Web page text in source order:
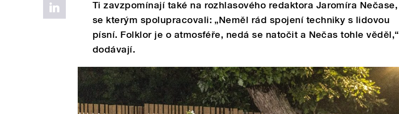
Ti zavzpomínají také na rozhlasového redaktora Jaromíra Nečase,
se kterým spolupracovali: „Neměl rád spojení techniky s lidovou
písní. Folklor je o atmosféře, nedá se natočit a Nečas tohle věděl,“
dodávají.